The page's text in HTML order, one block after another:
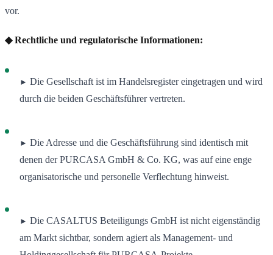
vor.
◆ Rechtliche und regulatorische Informationen:
► Die Gesellschaft ist im Handelsregister eingetragen und wird
durch die beiden Geschäftsführer vertreten.
► Die Adresse und die Geschäftsführung sind identisch mit
denen der PURCASA GmbH & Co. KG, was auf eine enge
organisatorische und personelle Verflechtung hinweist.
► Die CASALTUS Beteiligungs GmbH ist nicht eigenständig
am Markt sichtbar, sondern agiert als Management- und